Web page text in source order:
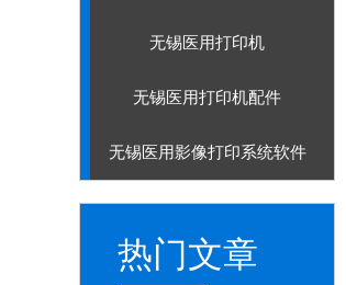
无锡医用打印机
无锡医用打印机配件
无锡医用影像打印系统软件
热门文章